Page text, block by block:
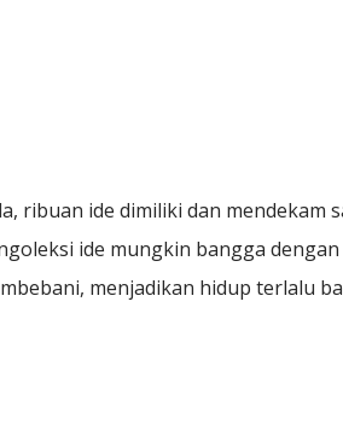
ribuan ide dimiliki dan mendekam
ide mungkin bangga
menjadikan hidup terlalu